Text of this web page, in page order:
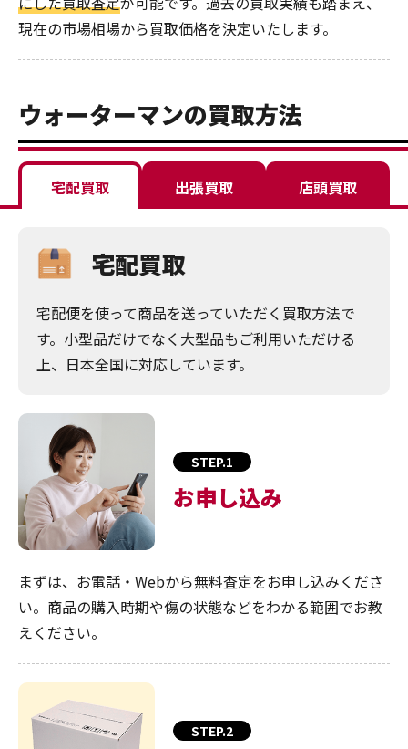
現在の市場相場から買取価格を決定いたします。
ウォーターマンの買取方法
宅配買取 出張買取 店頭買取
宅配買取
宅配便を使って商品を送っていただく買取方法で
す。小型品だけでなく大型品もご利用いただける
上、日本全国に対応しています。
STEP.1
お申し込み
まずは、お電話・Webから無料査定をお申し込みくださ
い。商品の購入時期や傷の状態などをわかる範囲でお教
えください。
STEP.2